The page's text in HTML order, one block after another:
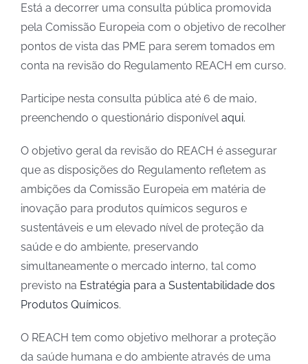
Está a decorrer uma consulta pública promovida
pela Comissão Europeia com o objetivo de recolher
pontos de vista das PME para serem tomados em
conta na revisão do Regulamento REACH em curso.
Participe nesta consulta pública até 6 de maio,
preenchendo o questionário disponívelaqui.
O objetivo geral da revisão do REACH é assegurar
que as disposições do Regulamento refletem as
ambições da Comissão Europeia em matéria de
inovação para produtos químicos seguros e
sustentáveis e um elevado nível de proteção da
saúde e do ambiente, preservando
simultaneamente o mercado interno, tal como
previsto na Estratégia para a Sustentabilidade dos
Produtos Químicos.
O REACH tem como objetivo melhorar a proteção
da saúde humana e do ambiente através de uma